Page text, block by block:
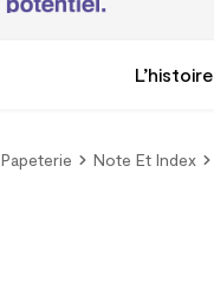
L’histoire
Papeterie Note Et Index